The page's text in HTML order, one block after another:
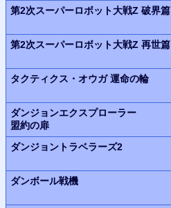
第2次スーパーロボット大戦Z 破界篇
第2次スーパーロボット大戦Z 再世篇
タクティクス・オウガ運命の輪
ダンジョンエクスプローラー
盟約の扉
ダンジョントラベラーズ2
ダンボール戦機